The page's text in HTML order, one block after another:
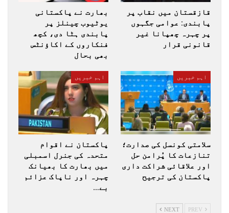
قازقستان میں نقاب پر
پابندی: عوامی جگہوں
پر چہرہ چھپانا غیر
قانونی قرار
بھارت نے پاکستانی
یوٹیوب چینلز پر
پابندی ہٹا دی، کچھ
فنکاروں کے اکاؤنٹس
بھی بحال
اہم خبریں
سلامتی کونسل کی صدارت؛
تنازعات کا پُرامن حل
اور علاقائی شراکت داری
پاکستان کی ترجیح
اہم خبریں
پاکستان نے اقوام
متحدہ کی جنرل اسمبلی
میں بھارت کا بھیانک
چہرہ اور ناپاک عزائم
بے…
NEXT